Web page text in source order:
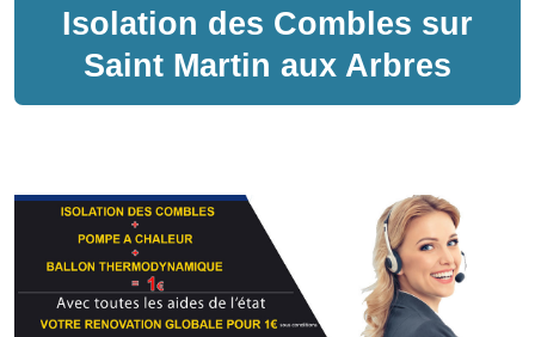
Isolation des Combles sur
Saint Martin aux Arbres